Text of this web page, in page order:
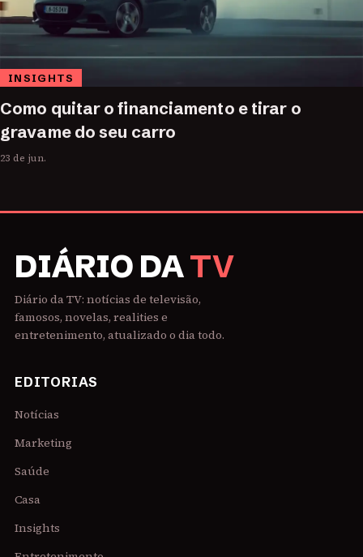
INSIGHTS
Como quitar o financiamento e tirar o
gravame do seu carro
23 de jun.
DIÁRIO DATV
Diário da TV: notícias de televisão,
famosos, novelas, realities e
entretenimento, atualizado o dia todo.
EDITORIAS
Notícias
Marketing
Saúde
Casa
Insights